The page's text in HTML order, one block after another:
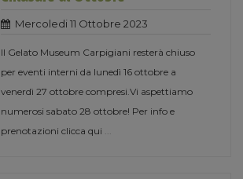
Mercoledi 11 Ottobre 2023
Il Gelato Museum Carpigiani resterà chiuso
per eventi interni da lunedì 16 ottobre a
venerdì 27 ottobre compresi.Vi aspettiamo
numerosi sabato 28 ottobre! Per info e
prenotazioni clicca qui